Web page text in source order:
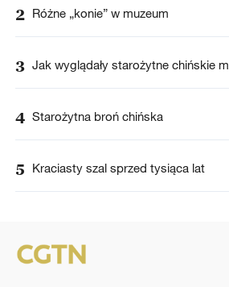
2 Różne „konie” w muzeum
3 Jak wyglądały starożytne chińskie
4 Starożytna broń chińska
5 Kraciasty szal sprzed tysiąca lat